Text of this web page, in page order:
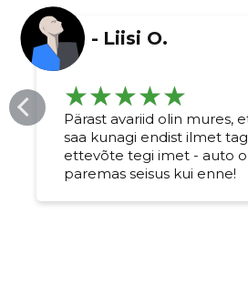
- Liisi O.
Pärast avariid olin mures,
saa kunagi endist ilmet
ettevõte tegi imet - auto
paremas seisus kui enne!